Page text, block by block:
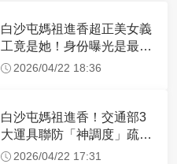
白沙屯媽祖進香超正美女義
工竟是她！身份曝光是最美
禮生 一輩子不結婚
2026/04/22 18:36
白沙屯媽祖進香！交通部3
大運具聯防「神調度」疏運
32.1萬創新高
2026/04/22 17:31